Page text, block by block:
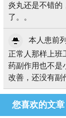
炎丸还是不错的
了。。
本人患前
正常人那样上班
药副作用也不是
改善，还没有副
您喜欢的文章